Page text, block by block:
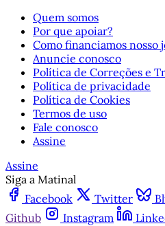
Quem somos
Por que apoiar?
Como financiamos nosso
Anuncie conosco
Política de Correções e
Política de privacidade
Política de Cookies
Termos de uso
Fale conosco
Assine
Assine
Siga a Matinal
Facebook
Twitter
Github
Instagram